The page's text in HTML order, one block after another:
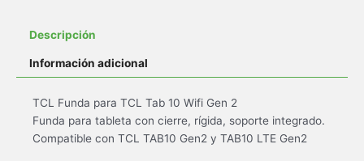
Descripción
Información adicional
TCL Funda para TCL Tab 10 Wifi Gen 2
Funda para tableta con cierre, rígida, soporte integrado.
Compatible con TCL TAB10 Gen2 y TAB10 LTE Gen2